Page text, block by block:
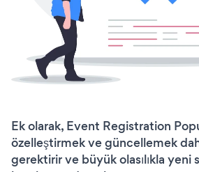
Ek olarak, Event Registration
özelleştirmek ve güncellemek
gerektirir ve büyük olasılıkla yeni